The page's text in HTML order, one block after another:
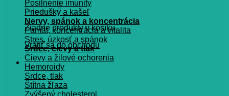
Žiadne produkty v košíku.
Vrátiť sa do obchodu
Posilnenie imunity
Priedušky a kašeľ
Nervy, spánok a koncentrácia
Pamät, koncentrácia a vitalita
Stres, úzkosť a spánok
Srdce, cievy a tlak
Cievy a žilové ochorenia
Hemoroidy
Srdce, tlak
Štítna žľaza
Zvýšený cholesterol